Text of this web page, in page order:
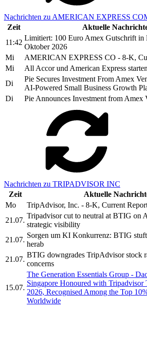
Nachrichten zu AMERICAN EXPRESS
Zeit
Aktuelle
11:42
Limitiert: 100 Euro Amex Gutschrift in
Oktober 2026
Mi
AMERICAN EXPRESS CO - 8-K,
Mi
All Accor und American Express
Di
Pie Secures Investment From Amex
AI-Powered Small Business Growth
Di
Pie Announces Investment from Amex
Nachrichten zu TRIPADVISOR INC
Zeit
Aktuelle
Mo
TripAdvisor, Inc. - 8-K, Current
21.07.
Tripadvisor cut to neutral at BTIG on
strategic visibility
21.07.
Sorgen um KI Konkurrenz: BTIG
herab
21.07.
BTIG downgrades TripAdvisor stock
concerns
15.07.
The Generation Essentials Group -
Singapore Honoured with Tripadvisor
2026, Recognised Among the Top
Worldwide